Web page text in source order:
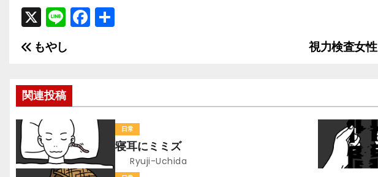
X Li
n
e
F
a
o
o
k
投
ナ
ビ
ゲ
視力検査女性
もやし
関連投稿
日常
寝耳にミミズ
Ryuji-Uchida